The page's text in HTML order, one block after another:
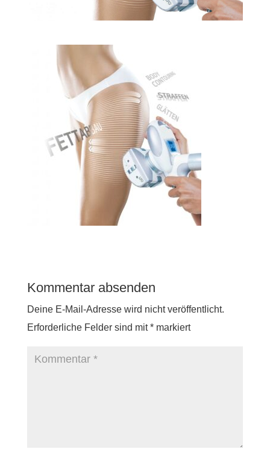
Kommentar absenden
Deine E-Mail-Adresse wird nicht veröffentlicht.
Erforderliche Felder sind mit*markiert